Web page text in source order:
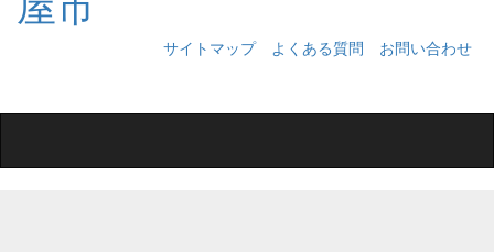
サイトマップ よくある質問
お問い合わせ